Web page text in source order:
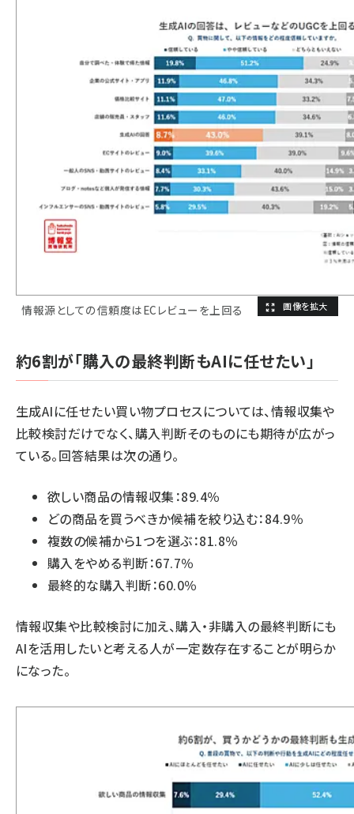
情報源としての信頼度はECレビューを上回る
約6割が「購入の最終判断もAIに任せたい」
生成AIに任せたい買い物プロセスについては、情報収集や
比較検討だけでなく、購入判断そのものにも期待が広がっ
ている。回答結果は次の通り。
欲しい商品の情報収集：89.4％
どの商品を買うべきか候補を絞り込む：84.9％
複数の候補から1つを選ぶ：81.8％
購入をやめる判断：67.7％
最終的な購入判断：60.0％
情報収集や比較検討に加え、購入・非購入の最終判断にも
AIを活用したいと考える人が一定数存在することが明らか
になった。